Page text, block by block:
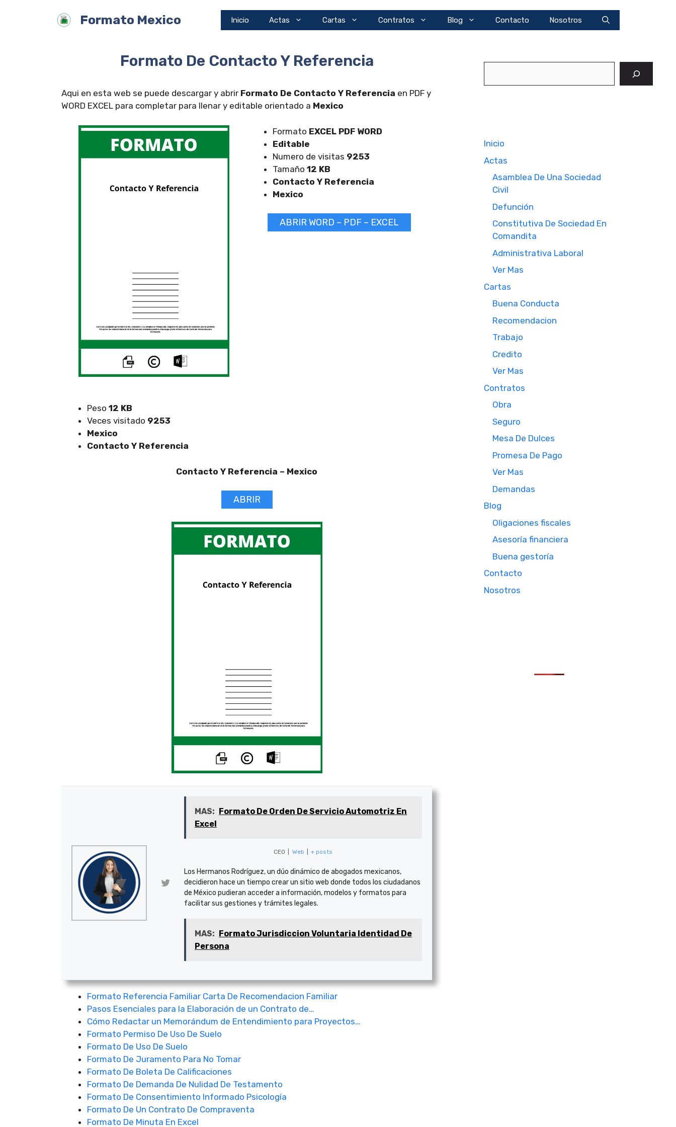
Formato Mexico Inicio Actas Cartas Contratos Blog Contacto Nosotros
Formato De Contacto Y Referencia
Aqui en esta web se puede descargar y abrir Formato De Contacto Y Referencia en PDF y
WORD EXCEL para completar para llenar y editable orientado a Mexico
Formato EXCEL PDF WORD
Editable
Numero de visitas 9253
Tamaño 12 KB
Contacto Y Referencia
Mexico
ABRIR WORD – PDF – EXCEL
Peso 12 KB
Veces visitado 9253
Mexico
Contacto Y Referencia
Contacto Y Referencia – Mexico
ABRIR
MAS: Formato De Orden De Servicio Automotriz En
Excel
CEO Web + posts
Los Hermanos Rodríguez, un dúo dinámico de abogados mexicanos,
decidieron hace un tiempo crear un sitio web donde todos los ciudadanos
de México pudieran acceder a información, modelos y formatos para
facilitar sus gestiones y trámites legales.
MAS: Formato Jurisdiccion Voluntaria Identidad De
Persona
Formato Referencia Familiar Carta De Recomendacion Familiar
Pasos Esenciales para la Elaboración de un Contrato de…
Cómo Redactar un Memorándum de Entendimiento para Proyectos…
Formato Permiso De Uso De Suelo
Formato De Uso De Suelo
Formato De Juramento Para No Tomar
Formato De Boleta De Calificaciones
Formato De Demanda De Nulidad De Testamento
Formato De Consentimiento Informado Psicología
Formato De Un Contrato De Compraventa
Formato De Minuta En Excel
Inicio
Actas
Asamblea De Una Sociedad
Civil
Defunción
Constitutiva De Sociedad En
Comandita
Administrativa Laboral
Ver Mas
Cartas
Buena Conducta
Recomendacion
Trabajo
Credito
Ver Mas
Contratos
Obra
Seguro
Mesa De Dulces
Promesa De Pago
Ver Mas
Demandas
Blog
Oligaciones fiscales
Asesoría financiera
Buena gestoría
Contacto
Nosotros